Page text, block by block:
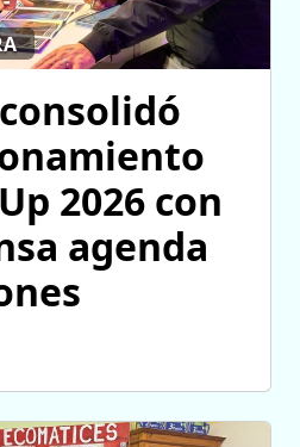
2026 con
agenda